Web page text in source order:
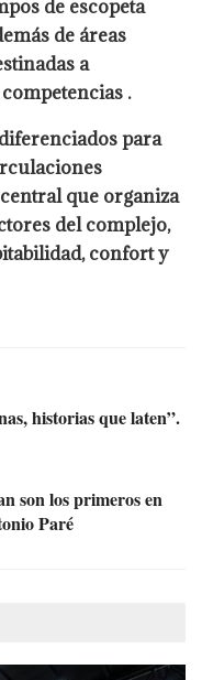
de escopeta
de áreas
a
.
para
que organiza
del complejo,
confort y
historias que laten”.
son los primeros en
Paré